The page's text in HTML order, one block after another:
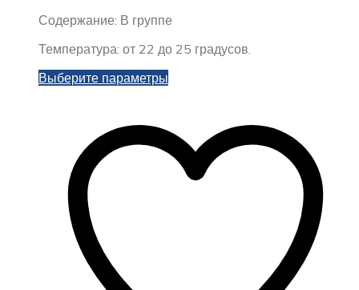
Содержание: В группе
Температура: от 22 до 25 градусов.
Выберите параметры
вариаций.
Опции
можно